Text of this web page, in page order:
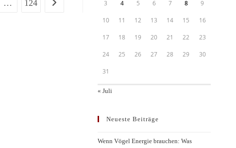
… 124 Zur nächsten Seite 3 4 5 6 7 8 9
10 11 12 13 14 15 16
17 18 19 20 21 22 23
24 25 26 27 28 29 30
31
« Juli
Neueste Beiträge
Wenn Vögel Energie brauchen: Was